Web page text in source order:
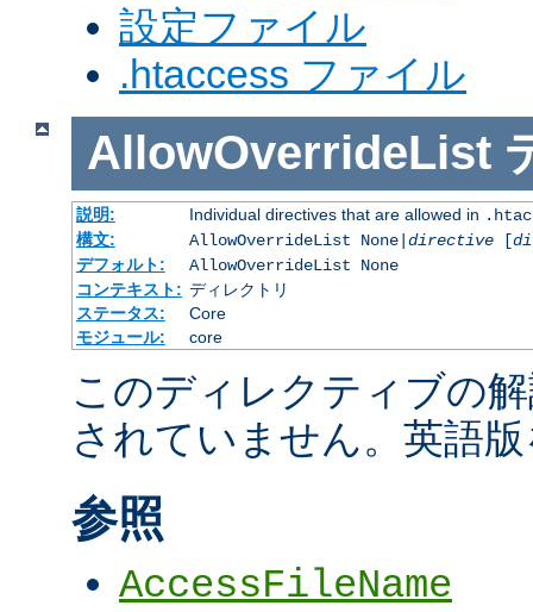
設定ファイル
.htaccess ファイル
AllowOverrideList
説明: Individual directives that are allowed in
構文:
AllowOverrideList None| directive[
デフォルト:
AllowOverrideList None
コンテキスト: ディレクトリ
ステータス:
Core
モジュール:
core
このディレクティブの
されていません。英語
参照
AccessFileName